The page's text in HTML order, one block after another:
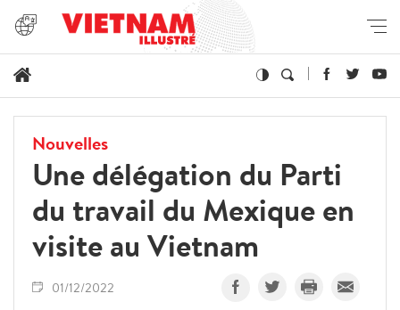
Nouvelles
Une délégation du Parti
du travail du Mexique en
visite au Vietnam
01/12/2022